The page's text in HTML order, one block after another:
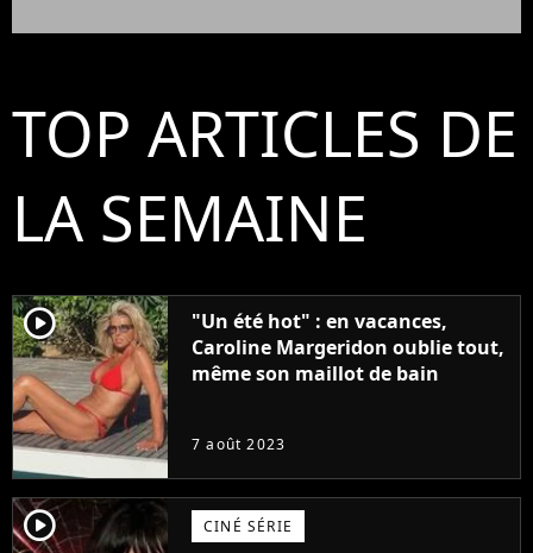
TOP ARTICLES DE
LA SEMAINE
player2
"Un été hot" : en vacances,
Caroline Margeridon oublie tout,
même son maillot de bain
7 août 2023
player2 CINÉ SÉRIE